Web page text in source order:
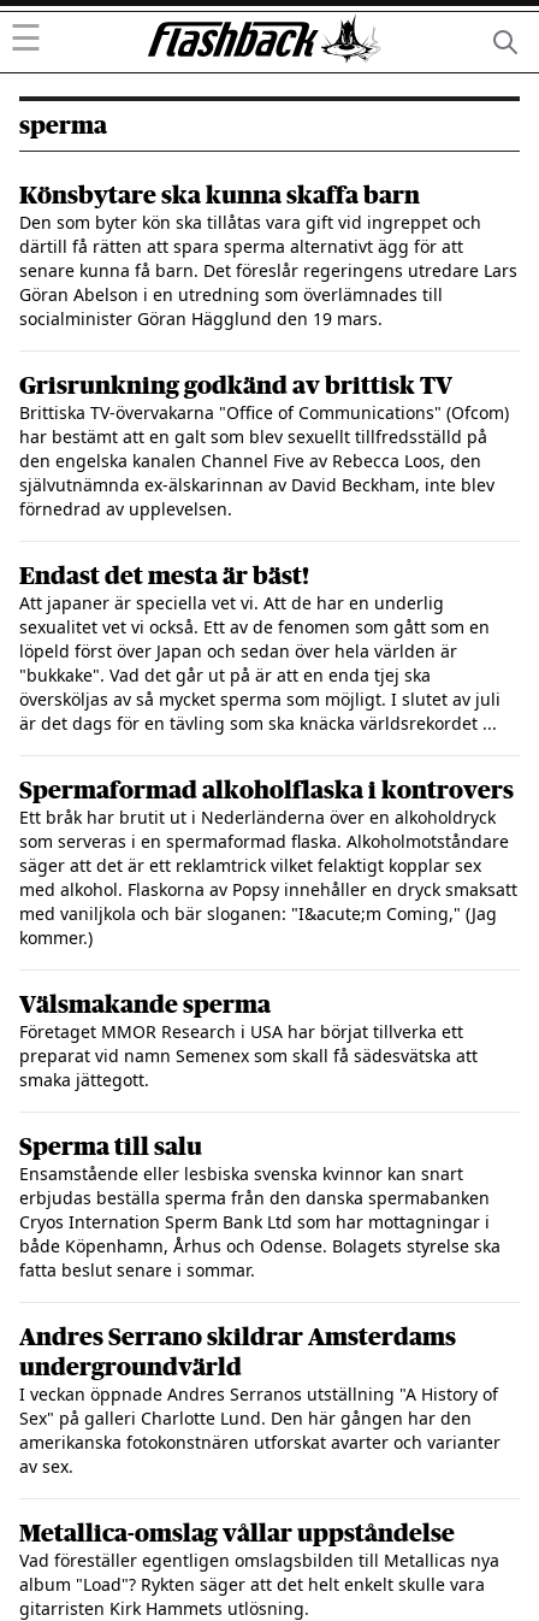
☰
sperma
Könsbytare ska kunna skaffa barn
Den som byter kön ska tillåtas vara gift vid ingreppet och
därtill få rätten att spara sperma alternativt ägg för att
senare kunna få barn. Det föreslår regeringens utredare Lars
Göran Abelson i en utredning som överlämnades till
socialminister Göran Hägglund den 19 mars.
Grisrunkning godkänd av brittisk TV
Brittiska TV-övervakarna "Office of Communications" (Ofcom)
har bestämt att en galt som blev sexuellt tillfredsställd på
den engelska kanalen Channel Five av Rebecca Loos, den
självutnämnda ex-älskarinnan av David Beckham, inte blev
förnedrad av upplevelsen.
Endast det mesta är bäst!
Att japaner är speciella vet vi. Att de har en underlig
sexualitet vet vi också. Ett av de fenomen som gått som en
löpeld först över Japan och sedan över hela världen är
"bukkake". Vad det går ut på är att en enda tjej ska
översköljas av så mycket sperma som möjligt. I slutet av juli
är det dags för en tävling som ska knäcka världsrekordet ...
Spermaformad alkoholflaska i kontrovers
Ett bråk har brutit ut i Nederländerna över en alkoholdryck
som serveras i en spermaformad flaska. Alkoholmotståndare
säger att det är ett reklamtrick vilket felaktigt kopplar sex
med alkohol. Flaskorna av Popsy innehåller en dryck smaksatt
med vaniljkola och bär sloganen: "I&acute;m Coming," (Jag
kommer.)
Välsmakande sperma
Företaget MMOR Research i USA har börjat tillverka ett
preparat vid namn Semenex som skall få sädesvätska att
smaka jättegott.
Sperma till salu
Ensamstående eller lesbiska svenska kvinnor kan snart
erbjudas beställa sperma från den danska spermabanken
Cryos Internation Sperm Bank Ltd som har mottagningar i
både Köpenhamn, Århus och Odense. Bolagets styrelse ska
fatta beslut senare i sommar.
Andres Serrano skildrar Amsterdams
undergroundvärld
I veckan öppnade Andres Serranos utställning "A History of
Sex" på galleri Charlotte Lund. Den här gången har den
amerikanska fotokonstnären utforskat avarter och varianter
av sex.
Metallica-omslag vållar uppståndelse
Vad föreställer egentligen omslagsbilden till Metallicas nya
album "Load"? Rykten säger att det helt enkelt skulle vara
gitarristen Kirk Hammets utlösning.